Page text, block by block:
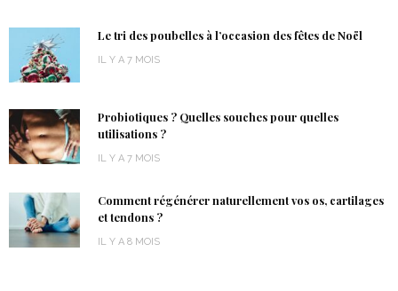
Le tri des poubelles à l’occasion des fêtes de Noël
IL Y A 7 MOIS
Probiotiques ? Quelles souches pour quelles
utilisations ?
IL Y A 7 MOIS
Comment régénérer naturellement vos os, cartilages
et tendons ?
IL Y A 8 MOIS